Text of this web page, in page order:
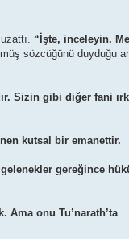
“İşte, inceleyin.
sözcüğünü duyduğu
Sizin gibi diğer fani
kutsal bir emanettir.
gereğince
onu Tu’narath’ta